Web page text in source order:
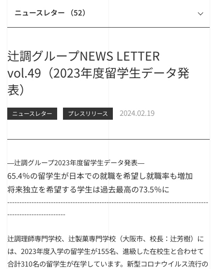
ニュースレター （52）
辻調グループNEWS LETTER
vol.49（2023年度留学生データ発
表）
ニュースレター プレスリリース 2024.02.19
―辻調グループ2023年度留学生データ発表―
65.4％の留学生が日本での就職を希望し就職率も増加
将来独立を希望する学生は過去最高の73.5％に
-----------------------------------------------------------------------------------
------------------------
辻調理師専門学校、 辻製菓専門学校（大阪市、校長： 辻芳樹）に
は、2023年度入学の留学生が155名、進級した在校生と合わせて
合計310名の留学生が在学しています。新型コロナウイルス流行の